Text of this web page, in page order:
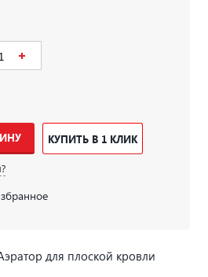
КУПИТЬ В 1 КЛИК
для плоской кровли